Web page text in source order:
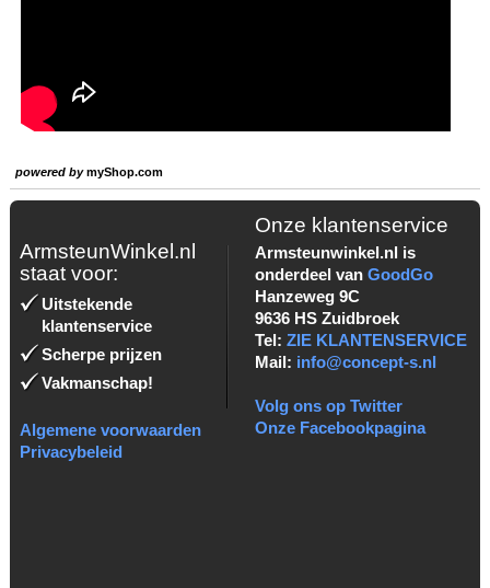
powered bymyShop.com
ArmsteunWinkel.nl
staat voor:
Uitstekende
klantenservice
Scherpe prijzen
Vakmanschap!
Algemene voorwaarden
Privacybeleid
Onze klantenservice
Armsteunwinkel.nl is
onderdeel van GoodGo
Hanzeweg 9C
9636 HS Zuidbroek
Tel: ZIE KLANTENSERVICE
Mail: info@concept-s.nl
Volg ons op Twitter
Onze Facebookpagina